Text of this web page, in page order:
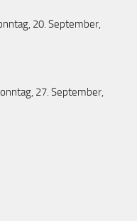
20. September,
27. September,